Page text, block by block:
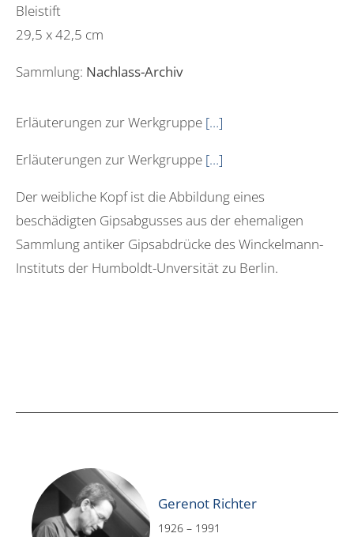
Bleistift
29,5 x 42,5 cm
Sammlung: Nachlass-Archiv
Erläuterungen zur Werkgruppe […]
Erläuterungen zur Werkgruppe […]
Der weibliche Kopf ist die Abbildung eines
beschädigten Gipsabgusses aus der ehemaligen
Sammlung antiker Gipsabdrücke des Winckelmann-
Instituts der Humboldt-Unversität zu Berlin.
Gerenot Richter
1926 – 1991